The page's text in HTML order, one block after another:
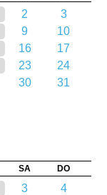
2
3
9
10
16
17
23
24
30 31
SA DO
3
4